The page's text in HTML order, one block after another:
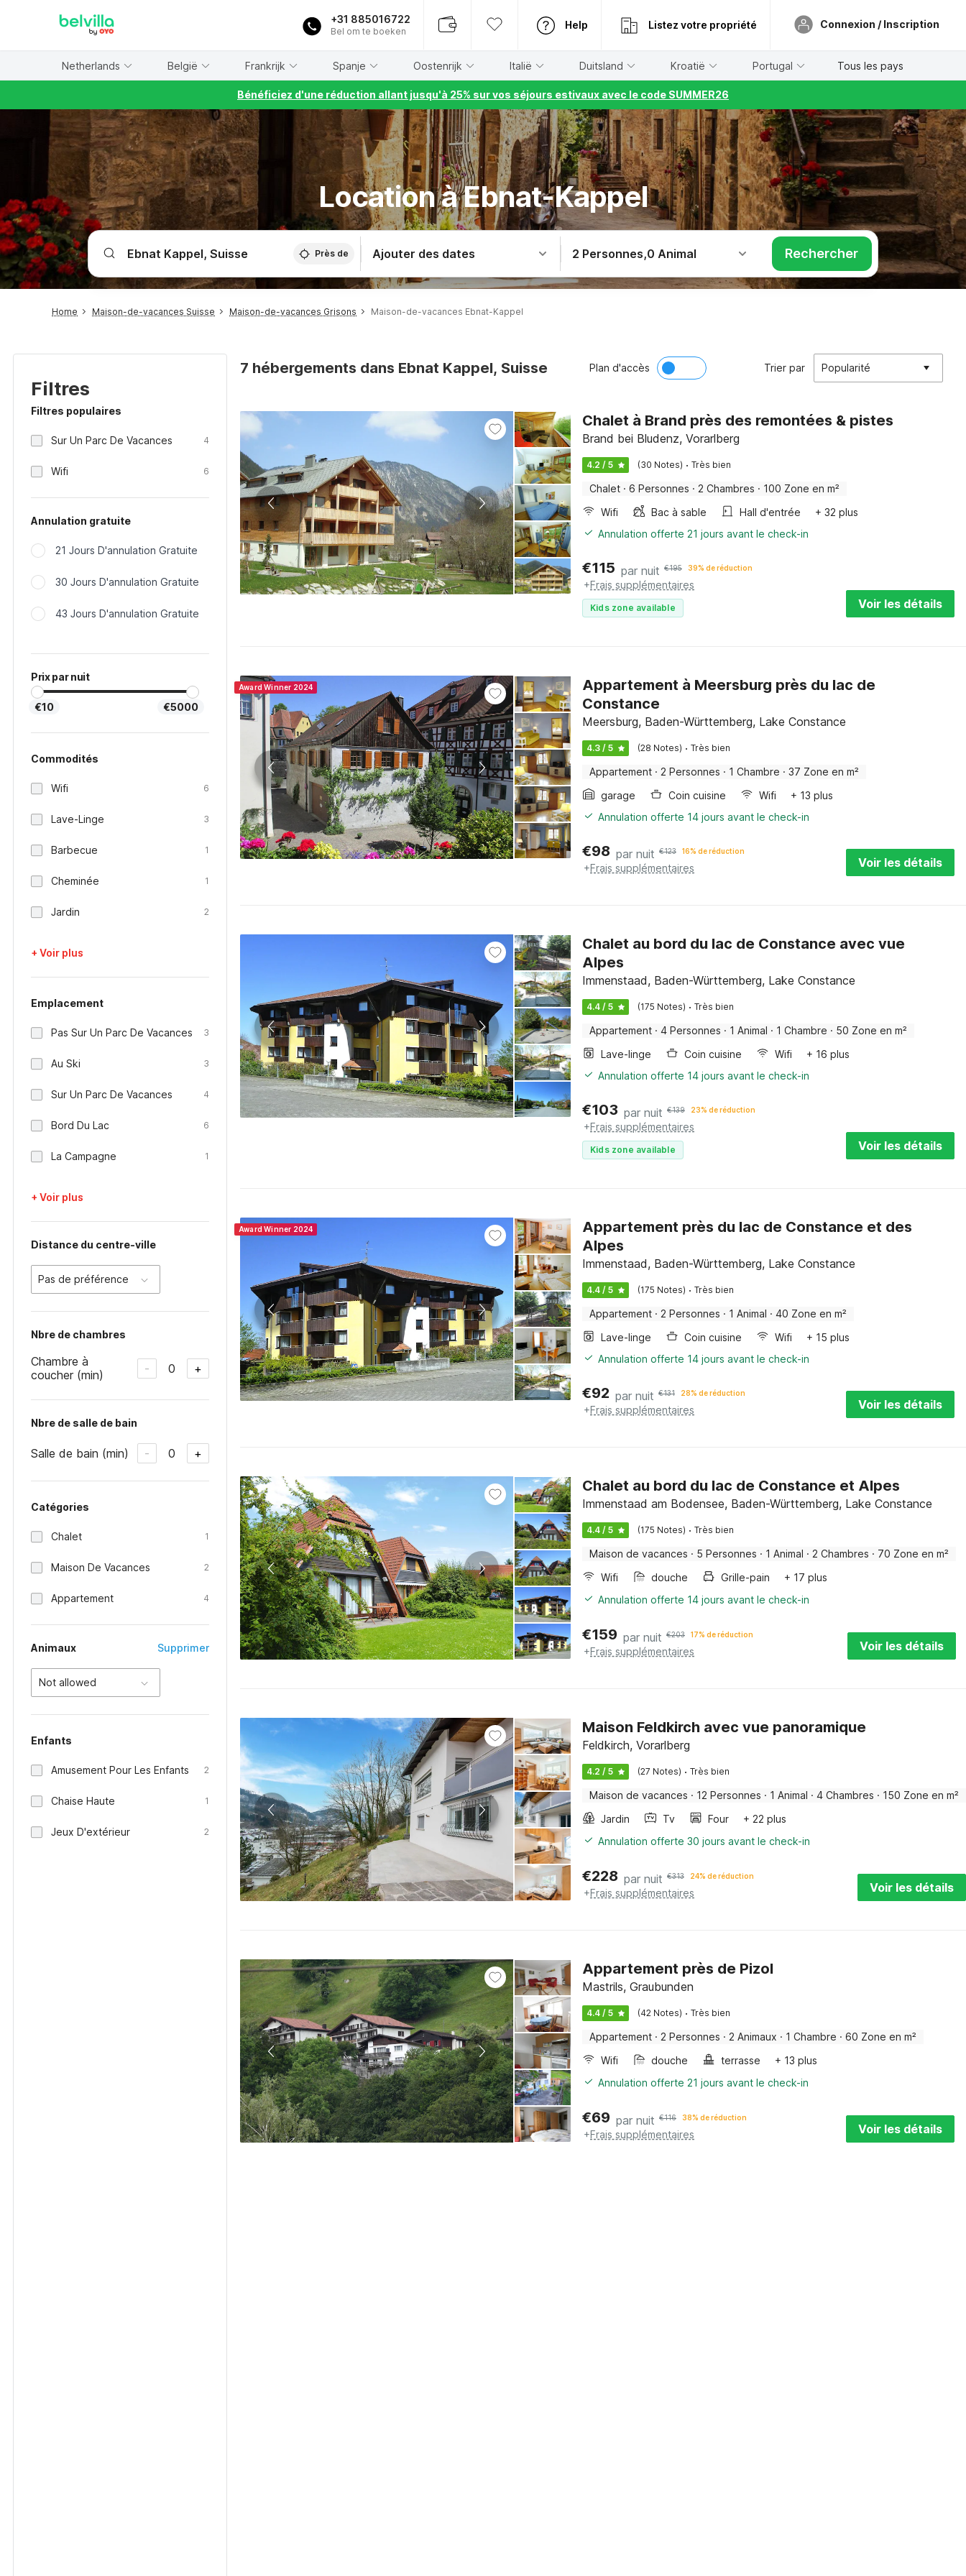
+31 885016722
Bel om te boeken
Help Listez votre propriété Connexion / Inscription
Netherlands België Frankrijk Spanje Oostenrijk Italië Duitsland Kroatië Portugal Tous les pays
Bénéficiez d'une réduction allant jusqu'à 25% sur vos séjours estivaux avec le code SUMMER26
Location à Ebnat-Kappel
Près de Ajouter des dates 2 Personnes,0 Animal Rechercher
Home Maison-de-vacances Suisse Maison-de-vacances Grisons Maison-de-vacances Ebnat-Kappel
Filtres
Filtres populaires
Sur Un Parc De Vacances 4
Wifi 6
Annulation gratuite
21 Jours D'annulation Gratuite
30 Jours D'annulation Gratuite
43 Jours D'annulation Gratuite
Prix par nuit
€10 €5000
Commodités
Wifi 6
Lave-Linge 3
Barbecue 1
Cheminée 1
Jardin 2
+ Voir plus
Emplacement
Pas Sur Un Parc De Vacances 3
Au Ski 3
Sur Un Parc De Vacances 4
Bord Du Lac 6
La Campagne 1
+ Voir plus
Distance du centre-ville
Pas de préférence
Nbre de chambres
Chambre à
coucher (min)
- 0 +
Nbre de salle de bain
Salle de bain (min) - 0 +
Catégories
Chalet 1
Maison De Vacances 2
Appartement 4
Animaux Supprimer
Not allowed
Enfants
Amusement Pour Les Enfants 2
Chaise Haute 1
Jeux D'extérieur 2
7 hébergements dans Ebnat Kappel, Suisse Plan d'accès Trier par Popularité
Chalet à Brand près des remontées & pistes
Brand bei Bludenz, Vorarlberg
4.2 / 5 (30 Notes) · Très bien
Chalet · 6 Personnes · 2 Chambres · 100 Zone en m²
Wifi
Bac à sable Hall d'entrée
+ 32 plus
Annulation offerte 21 jours avant le check-in
€115 par nuit €195 39% de réduction
+Frais supplémentaires
Kids zone available Voir les détails
Award Winner 2024
Appartement à Meersburg près du lac de
Constance
Meersburg, Baden-Württemberg, Lake Constance
4.3 / 5 (28 Notes) · Très bien
Appartement · 2 Personnes · 1 Chambre · 37 Zone en m²
garage
Coin cuisine Wifi
+ 13 plus
Annulation offerte 14 jours avant le check-in
€98 par nuit €123 16% de réduction
+Frais supplémentaires Voir les détails
Chalet au bord du lac de Constance avec vue
Alpes
Immenstaad, Baden-Württemberg, Lake Constance
4.4 / 5 (175 Notes) · Très bien
Appartement · 4 Personnes · 1 Animal · 1 Chambre · 50 Zone en m²
Lave-linge
Coin cuisine Wifi
+ 16 plus
Annulation offerte 14 jours avant le check-in
€103 par nuit €139 23% de réduction
+Frais supplémentaires
Kids zone available Voir les détails
Award Winner 2024
Appartement près du lac de Constance et des
Alpes
Immenstaad, Baden-Württemberg, Lake Constance
4.4 / 5 (175 Notes) · Très bien
Appartement · 2 Personnes · 1 Animal · 40 Zone en m²
Lave-linge
Coin cuisine Wifi
+ 15 plus
Annulation offerte 14 jours avant le check-in
€92 par nuit €131 28% de réduction
+Frais supplémentaires Voir les détails
Chalet au bord du lac de Constance et Alpes
Immenstaad am Bodensee, Baden-Württemberg, Lake Constance
4.4 / 5 (175 Notes) · Très bien
Maison de vacances · 5 Personnes · 1 Animal · 2 Chambres · 70 Zone en m²
Wifi
douche Grille-pain
+ 17 plus
Annulation offerte 14 jours avant le check-in
€159 par nuit €203 17% de réduction
+Frais supplémentaires Voir les détails
Maison Feldkirch avec vue panoramique
Feldkirch, Vorarlberg
4.2 / 5 (27 Notes) · Très bien
Maison de vacances · 12 Personnes · 1 Animal · 4 Chambres · 150 Zone en m²
Jardin
Tv Four
+ 22 plus
Annulation offerte 30 jours avant le check-in
€228 par nuit €313 24% de réduction
+Frais supplémentaires Voir les détails
Appartement près de Pizol
Mastrils, Graubunden
4.4 / 5 (42 Notes) · Très bien
Appartement · 2 Personnes · 2 Animaux · 1 Chambre · 60 Zone en m²
Wifi
douche terrasse
+ 13 plus
Annulation offerte 21 jours avant le check-in
€69 par nuit €116 38% de réduction
+Frais supplémentaires Voir les détails